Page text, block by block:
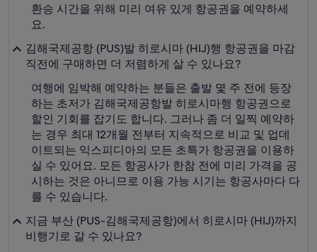
환승 시간을 위해 미리 여유 있게 항공권을 예약하세
요.
김해국제공항 (PUS)발 히로시마 (HIJ)행 항공권을 마감
직전에 구매하면 더 저렴하게 살 수 있나요?
여행에 임박해 예약하는 분들은 출발 몇 주 전에 등장
하는 초저가 김해국제공항발 히로시마행 항공권으로
할인 기회를 잡기도 합니다. 그러나 좀 더 일찍 예약하
는 경우 최대 12개월 전부터 지속적으로 비교 및 업데
이트되는 익스피디아의 모든 초특가 항공권을 이용하
실 수 있어요. 모든 항공사가 한참 전에 미리 가격을 공
시하는 것은 아니므로 이용 가능 시기는 항공사마다 다
를 수 있습니다.
지금 부산 (PUS-김해국제공항)에서 히로시마 (HIJ)까지
비행기로 갈 수 있나요?